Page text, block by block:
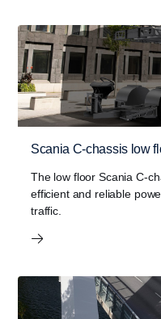
Scania C-chassis low
The low floor Scania C-
efficient and reliable
traffic.